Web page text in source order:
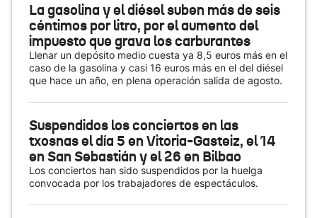
La gasolina y el diésel suben más de seis
céntimos por litro, por el aumento del
impuesto que grava los carburantes
Llenar un depósito medio cuesta ya 8,5 euros más en el
caso de la gasolina y casi 16 euros más en el del diésel
que hace un año, en plena operación salida de agosto.
Suspendidos los conciertos en las
txosnas el día 5 en Vitoria-Gasteiz, el 14
en San Sebastián y el 26 en Bilbao
Los conciertos han sido suspendidos por la huelga
convocada por los trabajadores de espectáculos.